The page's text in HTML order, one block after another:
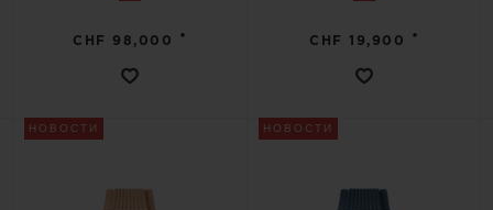
CHF 98,000 • CHF 19,900 •
НОВОСТИ НОВОСТИ